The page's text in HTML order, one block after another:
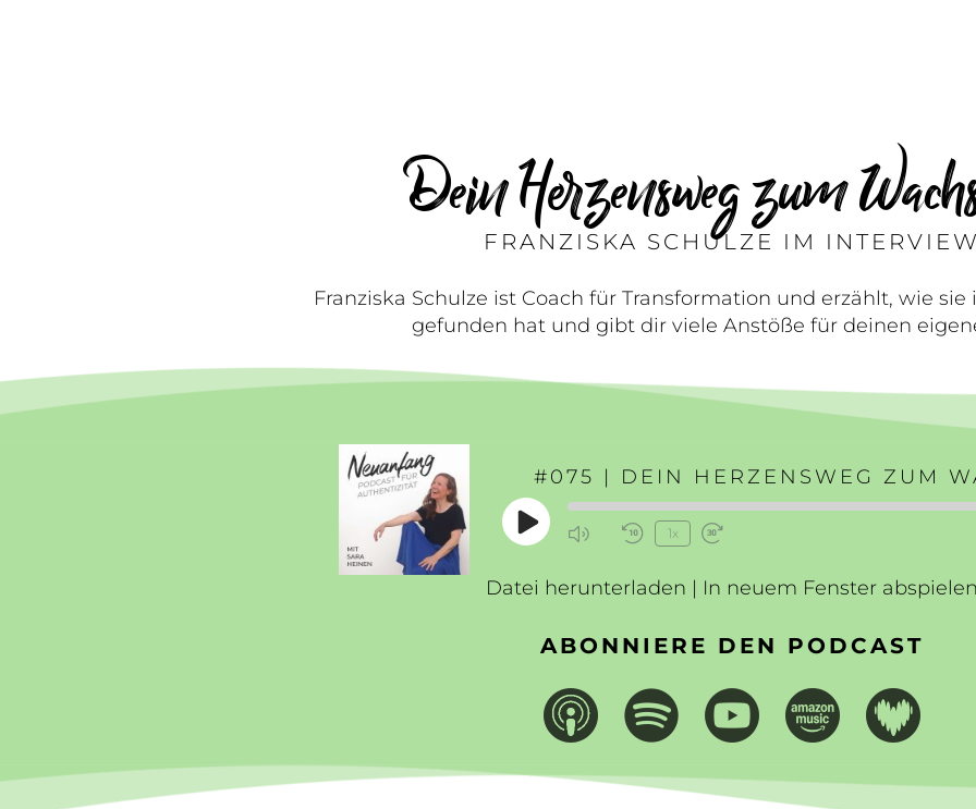
Dein Herzensweg zum
FRANZISKA SCHULZE IM INTERVIEW
Franziska Schulze ist Coach für Transformation und erzählt, wie
gefunden hat und gibt dir viele Anstöße für deinen
#075 | DEIN HERZENSWEG ZUM
Play
EpisodeMute/Unmute
Rewind
Seconds
1x
30
Datei herunterladen | In neuem Fenster abspielen
ABONNIERE DEN PODCAST